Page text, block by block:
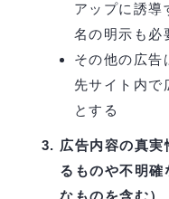
アップに誘導
名の明示も必
その他の広告
先サイト内で
とする
広告内容の真
るものや不明